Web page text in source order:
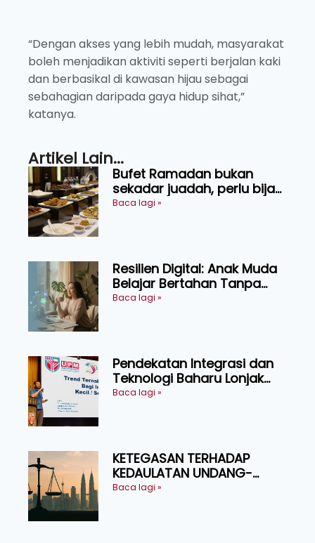
“Dengan akses yang lebih mudah, masyarakat
boleh menjadikan aktiviti seperti berjalan kaki
dan berbasikal di kawasan hijau sebagai
sebahagian daripada gaya hidup sihat,”
katanya.
Artikel Lain...
Bufet Ramadan bukan
sekadar juadah, perlu bijak
memilih dan selamat
Baca lagi »
Resilien Digital: Anak Muda
Belajar Bertahan Tanpa
Perlu Menekan Diri
Baca lagi »
Pendekatan Integrasi dan
Teknologi Baharu Lonjak
Produktiviti Ternakan
Baca lagi »
KETEGASAN TERHADAP
KEDAULATAN UNDANG-
UNDANG ASAS KEPADA
Baca lagi »